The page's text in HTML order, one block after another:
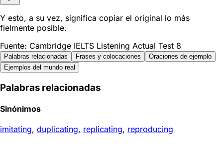
Y esto, a su vez, significa copiar el original lo más
fielmente posible.
Fuente: Cambridge IELTS Listening Actual Test 8
Palabras relacionadas Frases y colocaciones
Oraciones de ejemplo
Ejemplos del mundo real
Palabras relacionadas
Sinónimos
imitating, duplicating, replicating, reproducing